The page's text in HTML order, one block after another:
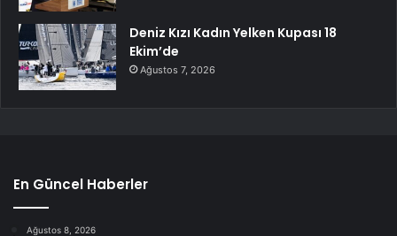
Deniz Kızı Kadın Yelken Kupası 18
Ekim’de
Ağustos 7, 2026
En Güncel Haberler
Ağustos 8, 2026